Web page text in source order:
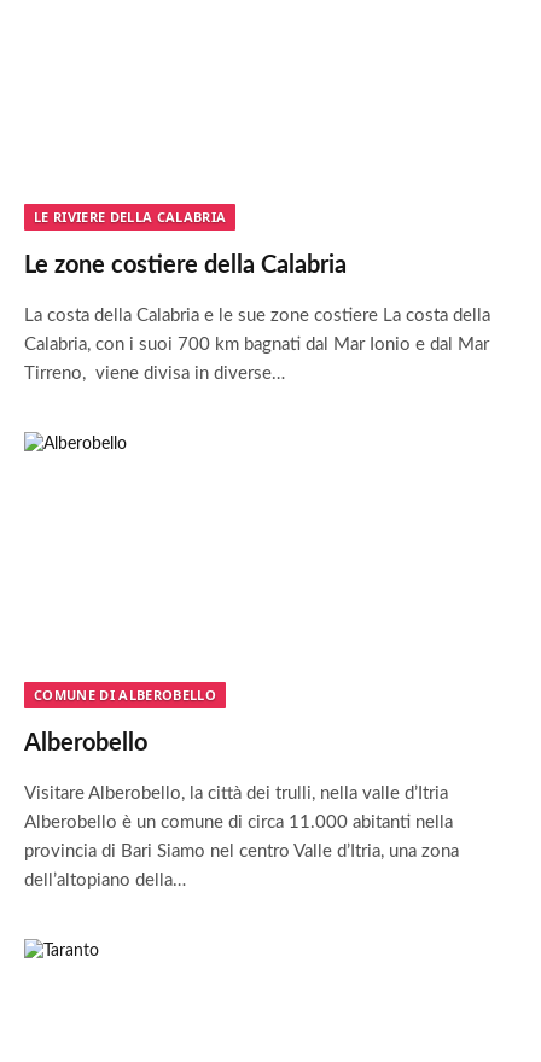
LE RIVIERE DELLA CALABRIA
Le zone costiere della Calabria
La costa della Calabria e le sue zone costiere La costa della
Calabria, con i suoi 700 km bagnati dal Mar Ionio e dal Mar
Tirreno, viene divisa in diverse…
COMUNE DI ALBEROBELLO
Alberobello
Visitare Alberobello, la città dei trulli, nella valle d’Itria
Alberobello è un comune di circa 11.000 abitanti nella
provincia di Bari Siamo nel centro Valle d’Itria, una zona
dell’altopiano della…